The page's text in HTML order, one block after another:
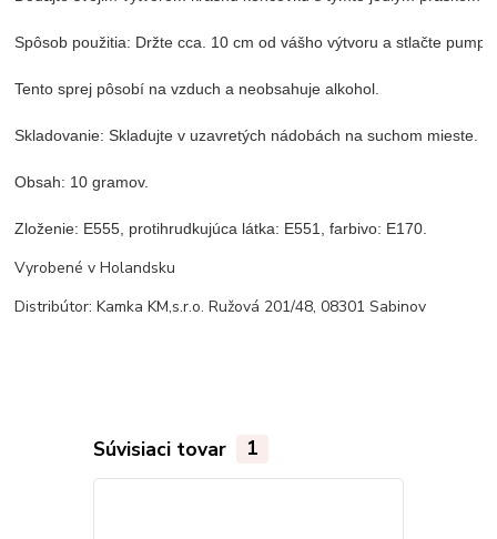
Spôsob použitia: Držte cca. 10 cm od vášho výtvoru a stlačte
Tento sprej pôsobí na vzduch a neobsahuje alkohol.
Skladovanie: Skladujte v uzavretých nádobách na suchom mieste.
Obsah: 10 gramov.
Zloženie: E555, protihrudkujúca látka: E551, farbivo: E170.
Vyrobené v Holandsku
Distribútor: Kamka KM,s.r.o. Ružová 201/48, 08301 Sabinov
Súvisiaci tovar 1